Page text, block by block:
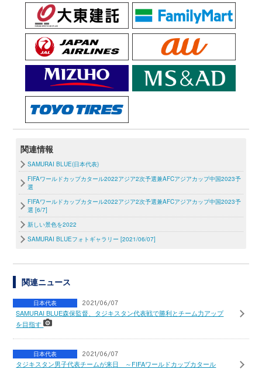
関連情報
SAMURAI BLUE(日本代表)
FIFAワールドカップカタール2022アジア2次予選兼AFCアジアカップ中国2023予
選
FIFAワールドカップカタール2022アジア2次予選兼AFCアジアカップ中国2023予
選 [6/7]
新しい景色を2022
SAMURAI BLUEフォトギャラリー [2021/06/07]
関連ニュース
日本代表 2021/06/07
SAMURAI BLUE森保監督、タジキスタン代表戦で勝利とチーム力アップ
を目指す
日本代表 2021/06/07
タジキスタン男子代表チームが来日 ～FIFAワールドカップカタール